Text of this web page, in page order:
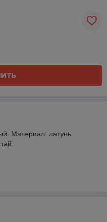
Материал: латунь